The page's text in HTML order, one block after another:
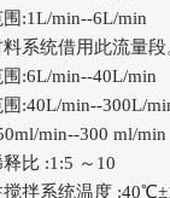
:1L/min--6L/min
统借用此流量段
:6L/min--40L/min
:40L/min--300L/
min--300 ml/min
比 :1:5 ～10
拌系统温度